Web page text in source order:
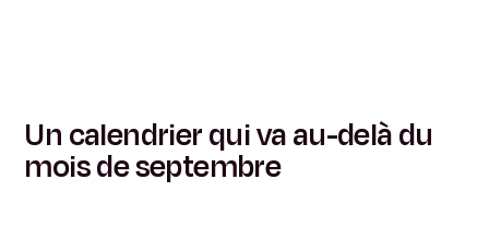
Un calendrier qui va au-delà du
mois de septembre